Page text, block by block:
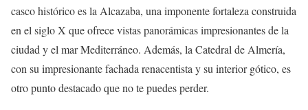
casco histórico es la Alcazaba, una imponente fortaleza construida
en el siglo X que ofrece vistas panorámicas impresionantes de la
ciudad y el mar Mediterráneo. Además, la Catedral de Almería,
con su impresionante fachada renacentista y su interior gótico, es
otro punto destacado que no te puedes perder.